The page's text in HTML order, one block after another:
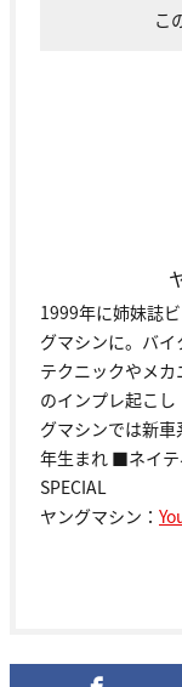
こ
1999年に姉妹誌
グマシンに。バ
テクニックやメ
のインプレ起こ
グマシンでは新
年生まれ ■ネイテ
SPECIAL
ヤングマシン：